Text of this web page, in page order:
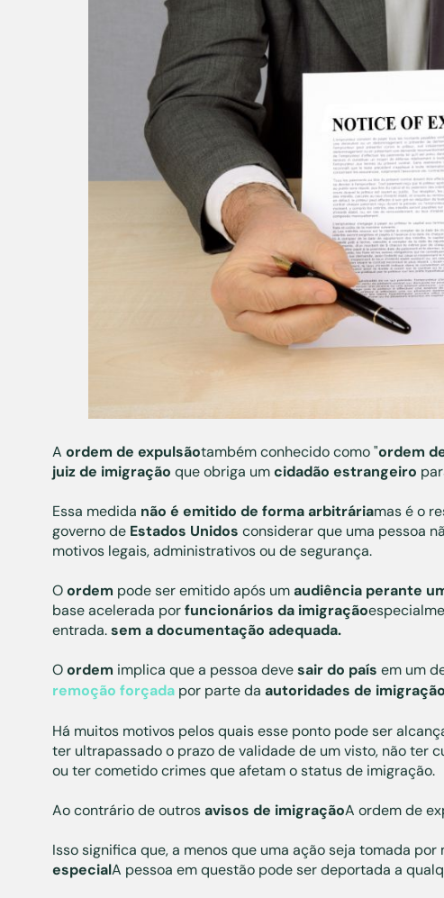
A ordem de expulsãotambém conhecido como "ordem
juiz de imigração que obriga umcidadão estrangeiro
Essa medida não é emitido de forma arbitráriamas é o
governo de Estados Unidos considerar que uma pessoa
motivos legais, administrativos ou de segurança.
Oordem pode ser emitido após umaudiência perante
base acelerada porfuncionários da imigração
entrada.sem a documentação adequada.
Oordem implica que a pessoa devesair do país em um
remoção forçada por parte da autoridades de
Há muitos motivos pelos quais esse ponto pode ser
ter ultrapassado o prazo de validade de um visto, não ter
ou ter cometido crimes que afetam o status de imigração.
Ao contrário de outrosavisos de imigraçãoA ordem de
Isso significa que, a menos que uma ação seja tomada por
especialA pessoa em questão pode ser deportada a